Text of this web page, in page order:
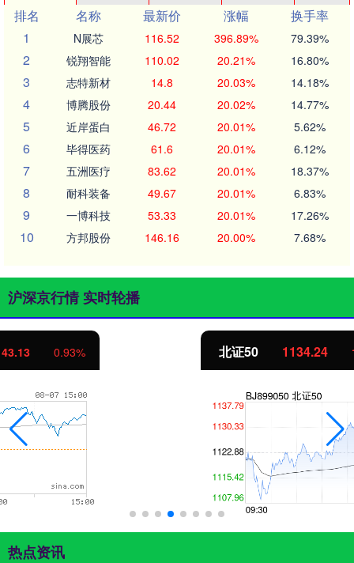
排名
名称 最新价 涨幅
换手率
1
N展芯 116.52 396.89% 79.39%
2 锐翔智能 110.02 20.21% 16.80%
3 志特新材 14.8 20.03% 14.18%
4 博腾股份 20.44 20.02% 14.77%
5 近岸蛋白 46.72 20.01% 5.62%
6 毕得医药 61.6 20.01% 6.12%
7 五洲医疗 83.62 20.01% 18.37%
8 耐科装备 49.67 20.01% 6.83%
9 一博科技 53.33 20.01% 17.26%
10 方邦股份 146.16 20.00% 7.68%
沪深京行情 实时轮播
北证50 11.37 1.01%
热点资讯